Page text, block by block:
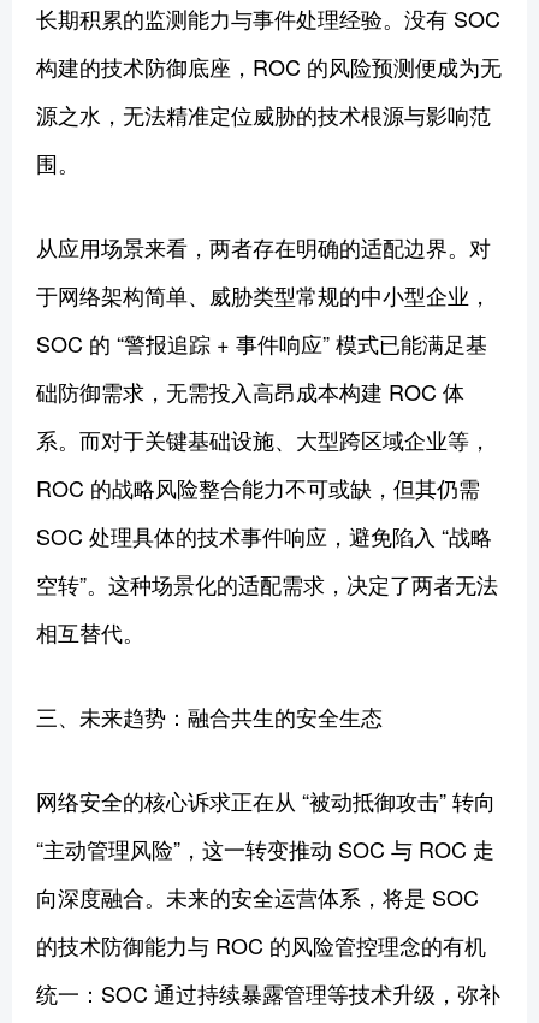
长期积累的监测能力与事件处理经验。没有 SOC
构建的技术防御底座，ROC 的风险预测便成为无
源之水，无法精准定位威胁的技术根源与影响范
围。
从应用场景来看，两者存在明确的适配边界。对
于网络架构简单、威胁类型常规的中小型企业，
SOC 的 “警报追踪 + 事件响应” 模式已能满足基
础防御需求，无需投入高昂成本构建 ROC 体
系。而对于关键基础设施、大型跨区域企业等，
ROC 的战略风险整合能力不可或缺，但其仍需
SOC 处理具体的技术事件响应，避免陷入 “战略
空转”。这种场景化的适配需求，决定了两者无法
相互替代。
三、未来趋势：融合共生的安全生态
网络安全的核心诉求正在从 “被动抵御攻击” 转向
“主动管理风险”，这一转变推动 SOC 与 ROC 走
向深度融合。未来的安全运营体系，将是 SOC
的技术防御能力与 ROC 的风险管控理念的有机
统一：SOC 通过持续暴露管理等技术升级，弥补